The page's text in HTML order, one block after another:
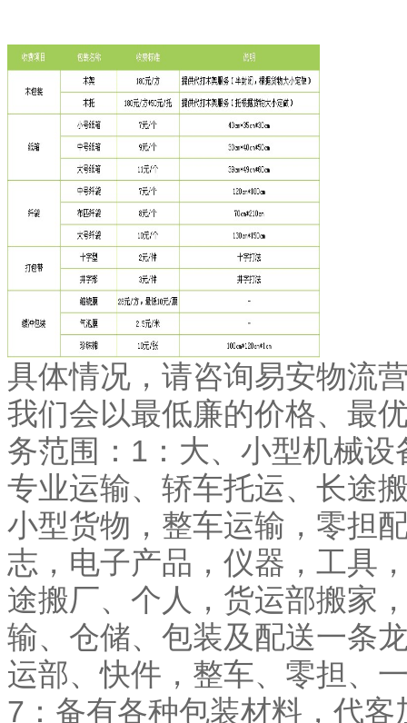
具体情况，请咨询易安物流
我们会以最低廉的价格、最
务范围：1：大、小型机械
专业运输、轿车托运、长途
小型货物，整车运输，零担
志，电子产品，仪器，工具
途搬厂、个人，货运部搬家
输、仓储、包装及配送一条
运部、快件，整车、零担、
7：备有各种包装材料，代